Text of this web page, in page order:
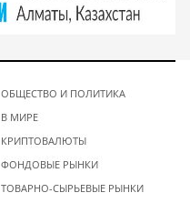
ОБЩЕСТВО И ПОЛИТИКА
В МИРЕ
КРИПТОВАЛЮТЫ
ФОНДОВЫЕ РЫНКИ
ТОВАРНО-СЫРЬЕВЫЕ РЫНКИ